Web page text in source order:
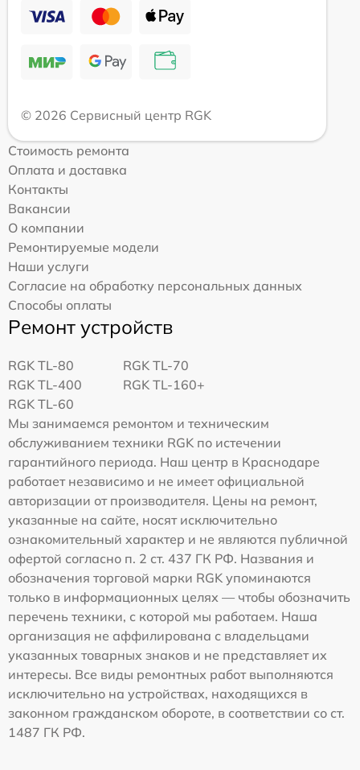
© 2026 Сервисный центр RGK
Стоимость ремонта
Оплата и доставка
Контакты
Вакансии
О компании
Ремонтируемые модели
Наши услуги
Согласие на обработку персональных данных
Способы оплаты
Ремонт устройств
RGK TL-80
RGK TL-70
RGK TL-400
RGK TL-160+
RGK TL-60
Мы занимаемся ремонтом и техническим
обслуживанием техники RGK по истечении
гарантийного периода. Наш центр в Краснодаре
работает независимо и не имеет официальной
авторизации от производителя. Цены на ремонт,
указанные на сайте, носят исключительно
ознакомительный характер и не являются публичной
офертой согласно п. 2 ст. 437 ГК РФ. Названия и
обозначения торговой марки RGK упоминаются
только в информационных целях — чтобы обозначить
перечень техники, с которой мы работаем. Наша
организация не аффилирована с владельцами
указанных товарных знаков и не представляет их
интересы. Все виды ремонтных работ выполняются
исключительно на устройствах, находящихся в
законном гражданском обороте, в соответствии со ст.
1487 ГК РФ.